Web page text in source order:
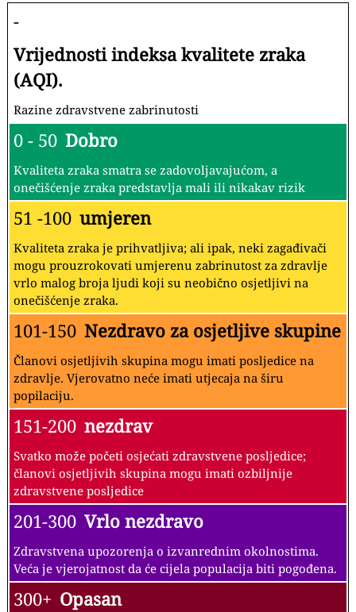
-
Vrijednosti indeksa kvalitete zraka
(AQI).
Razine zdravstvene zabrinutosti
0 - 50 Dobro
Kvaliteta zraka smatra se zadovoljavajućom, a
onečišćenje zraka predstavlja mali ili nikakav rizik
51 -100 umjeren
Kvaliteta zraka je prihvatljiva; ali ipak, neki zagađivači
mogu prouzrokovati umjerenu zabrinutost za zdravlje
vrlo malog broja ljudi koji su neobično osjetljivi na
onečišćenje zraka.
101-150 Nezdravo za osjetljive skupine
Članovi osjetljivih skupina mogu imati posljedice na
zdravlje. Vjerovatno neće imati utjecaja na širu
popilaciju.
151-200 nezdrav
Svatko može početi osjećati zdravstvene posljedice;
članovi osjetljivih skupina mogu imati ozbiljnije
zdravstvene posljedice
201-300 Vrlo nezdravo
Zdravstvena upozorenja o izvanrednim okolnostima.
Veća je vjerojatnost da će cijela populacija biti pogođena.
300+ Opasan